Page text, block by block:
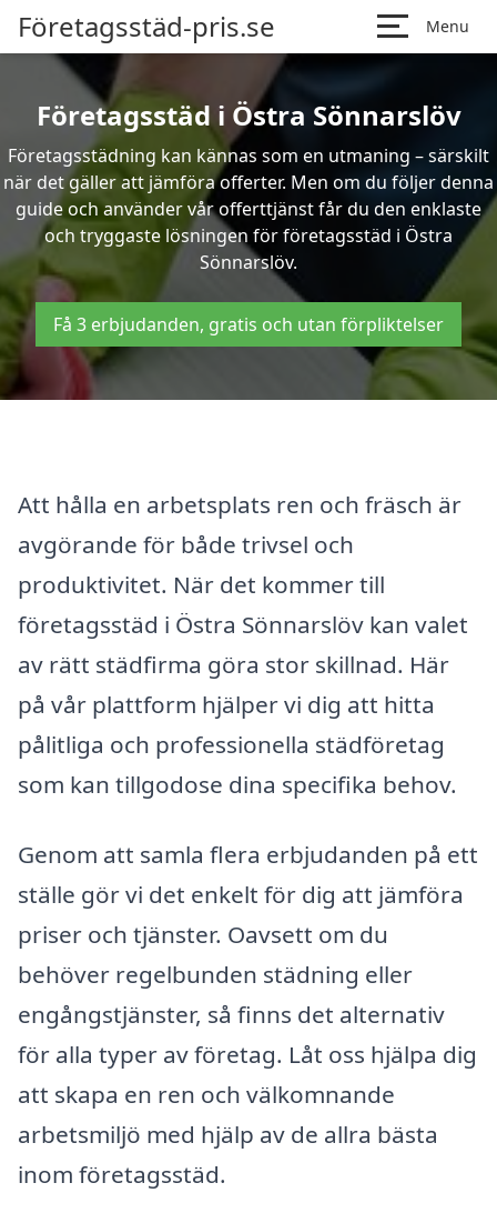
Företagsstäd-pris.se Menu
Företagsstäd i Östra Sönnarslöv
Företagsstädning kan kännas som en utmaning – särskilt
när det gäller att jämföra offerter. Men om du följer denna
guide och använder vår offerttjänst får du den enklaste
och tryggaste lösningen för företagsstäd i Östra
Sönnarslöv.
Få 3 erbjudanden, gratis och utan förpliktelser
Att hålla en arbetsplats ren och fräsch är
avgörande för både trivsel och
produktivitet. När det kommer till
företagsstäd i Östra Sönnarslöv kan valet
av rätt städfirma göra stor skillnad. Här
på vår plattform hjälper vi dig att hitta
pålitliga och professionella städföretag
som kan tillgodose dina specifika behov.
Genom att samla flera erbjudanden på ett
ställe gör vi det enkelt för dig att jämföra
priser och tjänster. Oavsett om du
behöver regelbunden städning eller
engångstjänster, så finns det alternativ
för alla typer av företag. Låt oss hjälpa dig
att skapa en ren och välkomnande
arbetsmiljö med hjälp av de allra bästa
inom företagsstäd.